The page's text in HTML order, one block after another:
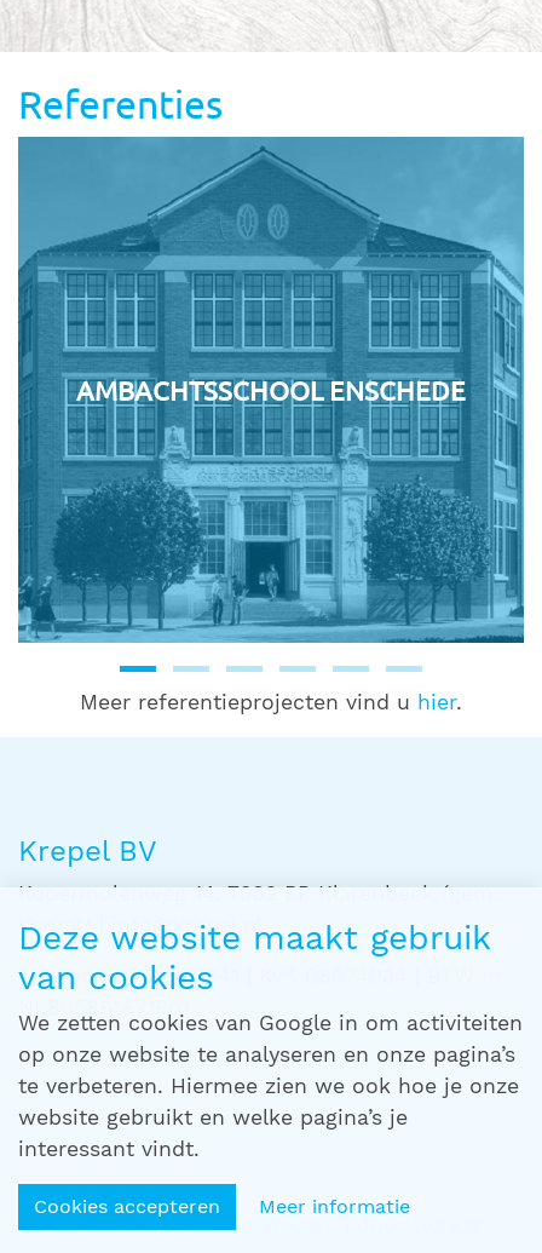
Referenties
AMBACHTSSCHOOL ENSCHEDE
Meer referentieprojecten vind u hier.
Krepel BV
Kopermolenweg 14, 7382 BP Klarenbeek (gem.
Voorst) | info@krepel.nl
Telefoon 055-3011341 | KvK 08074034 | BTW nr
Privacyverklaring |Cookies
© Copyright Krepel deuren | door
Deze website maakt gebruik
van cookies
We zetten cookies van Google in om activiteiten
op onze website te analyseren en onze pagina’s
te verbeteren. Hiermee zien we ook hoe je onze
website gebruikt en welke pagina’s je
interessant vindt.
Cookies accepteren Meer informatie